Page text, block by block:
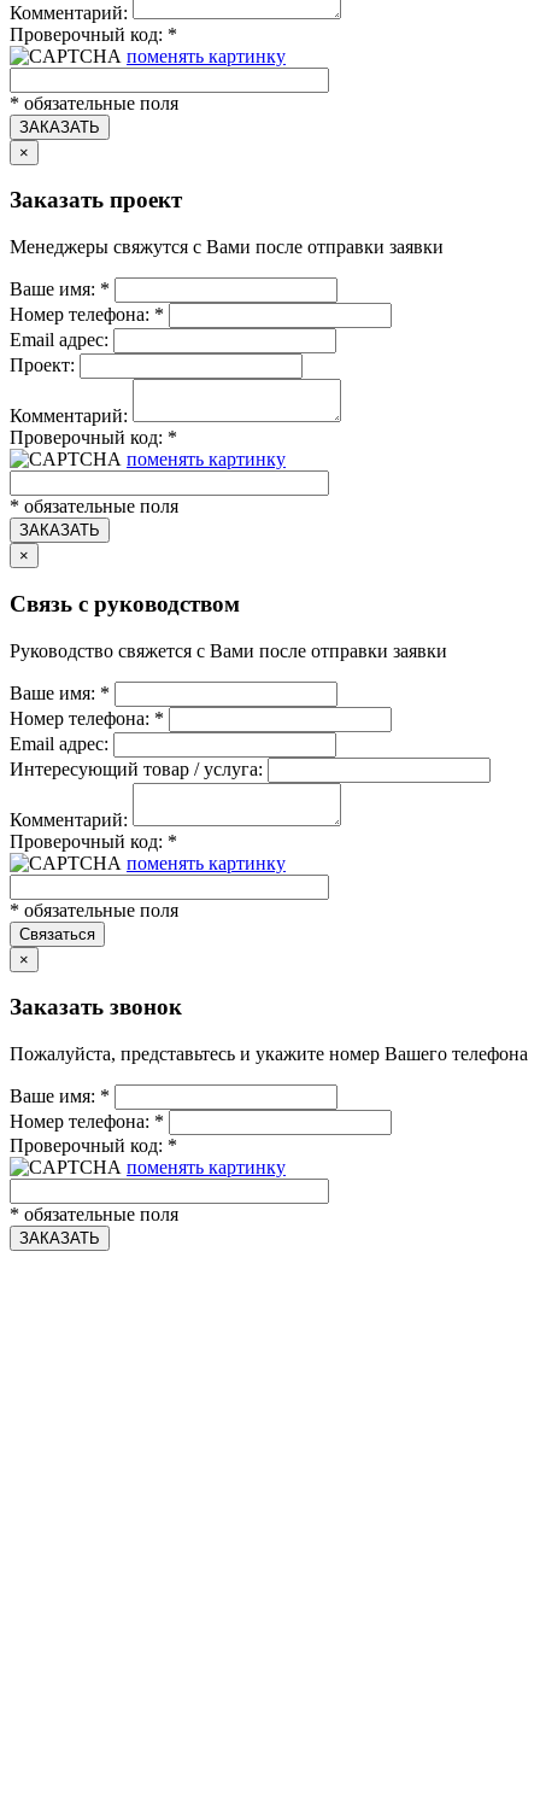
Комментарий:
Проверочный код: *
поменять картинку
* обязательные поля
ЗАКАЗАТЬ
×
Заказать проект
Менеджеры свяжутся с Вами после отправки заявки
Ваше имя: *
Номер телефона: *
Email адрес:
Проект:
Комментарий:
Проверочный код: *
поменять картинку
* обязательные поля
ЗАКАЗАТЬ
×
Связь с руководством
Руководство свяжется с Вами после отправки заявки
Ваше имя: *
Номер телефона: *
Email адрес:
Интересующий товар / услуга:
Комментарий:
Проверочный код: *
поменять картинку
* обязательные поля
Связаться
×
Заказать звонок
Пожалуйста, представьтесь и укажите номер Вашего телефона
Ваше имя: *
Номер телефона: *
Проверочный код: *
поменять картинку
* обязательные поля
ЗАКАЗАТЬ